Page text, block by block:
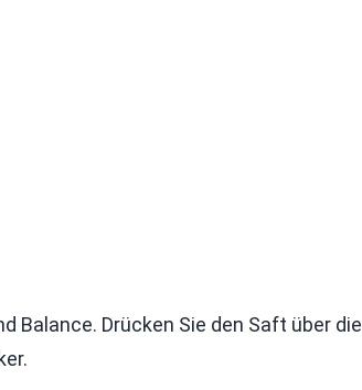
Balance. Drücken Sie den Saft über die